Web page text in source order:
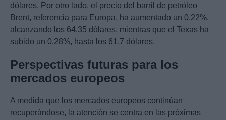
dólares. Por otro lado, el precio del barril de petróleo
Brent, referencia para Europa, ha aumentado un 0,22%,
alcanzando los 64,35 dólares, mientras que el Texas ha
subido un 0,28%, hasta los 61,7 dólares.
Perspectivas futuras para los
mercados europeos
A medida que los mercados europeos continúan
recuperándose, la atención se centra en las próximas